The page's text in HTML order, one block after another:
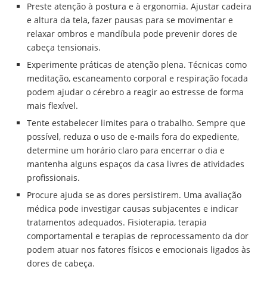
Preste atenção à postura e à ergonomia. Ajustar cadeira
e altura da tela, fazer pausas para se movimentar e
relaxar ombros e mandíbula pode prevenir dores de
cabeça tensionais.
Experimente práticas de atenção plena. Técnicas como
meditação, escaneamento corporal e respiração focada
podem ajudar o cérebro a reagir ao estresse de forma
mais flexível.
Tente estabelecer limites para o trabalho. Sempre que
possível, reduza o uso de e-mails fora do expediente,
determine um horário claro para encerrar o dia e
mantenha alguns espaços da casa livres de atividades
profissionais.
Procure ajuda se as dores persistirem. Uma avaliação
médica pode investigar causas subjacentes e indicar
tratamentos adequados. Fisioterapia, terapia
comportamental e terapias de reprocessamento da dor
podem atuar nos fatores físicos e emocionais ligados às
dores de cabeça.